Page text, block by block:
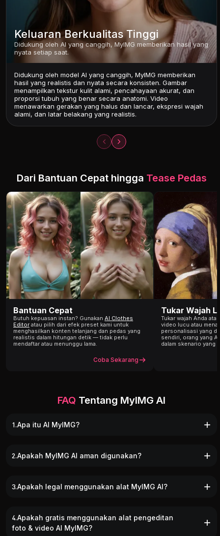
Keluaran Berkualitas Tinggi
Didukung oleh AI yang canggih, MyIMG memberikan hasil yang
nyata setiap saat.
Didukung oleh model AI yang canggih, MyIMG memberikan
hasil yang realistis dan nyata secara konsisten. Gambar
menampilkan tekstur kulit alami, pencahayaan akurat, dan
proporsi tubuh yang benar secara anatomi. Video
menawarkan gerakan yang halus dan lancar, ekspresi wajah
alami, dan latar belakang yang realistis.
Dari Bantuan Cepat hingga Tease Pedas
Bantuan Cepat
Butuh kepuasan instan? Gunakan AI Clothes
Editor atau pilih dari efek preset kami untuk
menghasilkan konten telanjang dan pedas yang
realistis dalam hitungan detik — tidak perlu
mendaftar atau menunggu lama.
Coba Sekarang
Tukar Wajah
Tukar wajah Anda
video lucu atau
personalisasi yang
sendiri, orang yang
dalam skenario yang
FAQ Tentang MyIMG AI
1.Apa itu AI MyIMG?
2.Apakah MyIMG AI aman digunakan?
3.Apakah legal menggunakan alat MyIMG AI?
4.Apakah gratis menggunakan alat pengeditan
foto & video AI MyIMG?